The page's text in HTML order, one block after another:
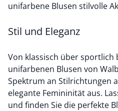
unifarbene Blusen stilvolle
Stil und Eleganz
Von klassisch über sportlich
unifarbenen Blusen von
Spektrum an Stilrichtungen
elegante Femininität aus.
und finden Sie die perfekte